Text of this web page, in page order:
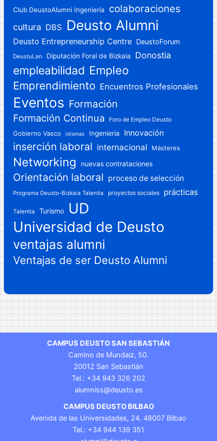
Club DeustoAlumni Ingeniería colaboraciones
cultura DBS Deusto Alumni
Deusto Entrepreneurship Centre DeustoForum
DeustuLan Diputación Foral de Bizkaia Donostia
empleabilidad Empleo
Emprendimiento Encuentros Profesionales
Eventos Formación
Formación Continua Foro de Empleo Deusto
Gobierno Vasco idiomas Ingenieria Innovación
inserción laboral internacional Másteres
Networking nuevas contrataciones
Orientación laboral proceso de selección
Programa Deusto-Bizkaia Talentia proyectos sociales prácticas
Talentia Turismo
UD
Universidad de Deusto
ventajas alumni
Ventajas de ser Deusto Alumni
CAMPUS DEUSTO SAN SEBASTIÁN
Camino de Mundaiz, 50.
20012 San Sebastián
Tel.: +34 943 326 202
alumniss@deusto.es
CAMPUS DEUSTO BILBAO
Avenida de las Universidades, 24. 48007 Bilbao
Tel.: +34 944 139 351